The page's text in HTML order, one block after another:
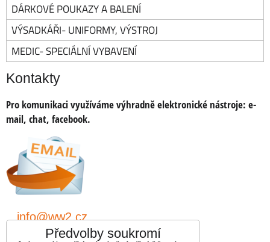
DÁRKOVÉ POUKAZY A BALENÍ
VÝSADKÁŘI- UNIFORMY, VÝSTROJ
MEDIC- SPECIÁLNÍ VYBAVENÍ
Kontakty
Pro komunikaci využíváme výhradně elektronické nástroje: e-
mail, chat, facebook.
info@ww2.cz
Předvolby soukromí